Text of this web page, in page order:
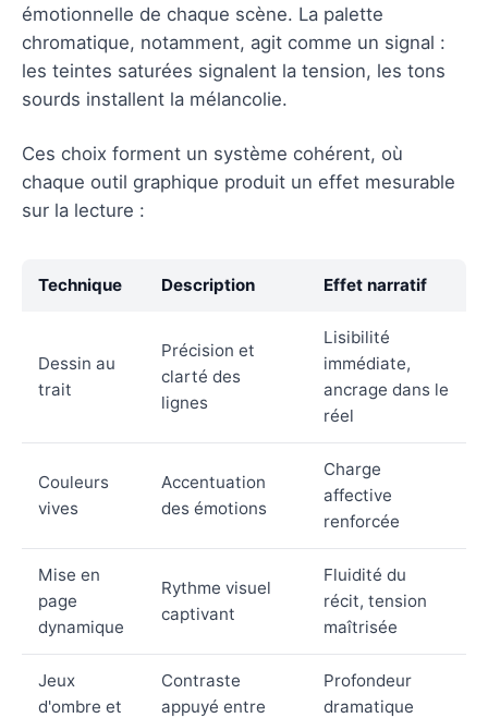
émotionnelle de chaque scène. La palette
chromatique, notamment, agit comme un signal :
les teintes saturées signalent la tension, les tons
sourds installent la mélancolie.
Ces choix forment un système cohérent, où
chaque outil graphique produit un effet mesurable
sur la lecture :
Technique Description Effet narratif
Dessin au
trait
Précision et
clarté des
lignes
Lisibilité
immédiate,
ancrage dans le
réel
Couleurs
vives
Accentuation
des émotions
Charge
affective
renforcée
Mise en
page
dynamique
Rythme visuel
captivant
Fluidité du
récit, tension
maîtrisée
Jeux
d'ombre et
Contraste
appuyé entre
Profondeur
dramatique